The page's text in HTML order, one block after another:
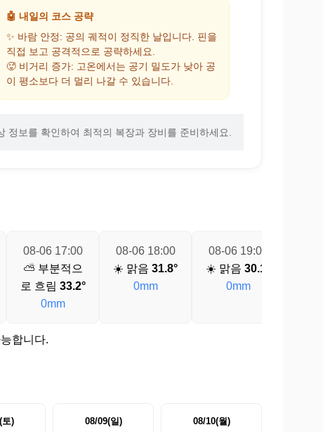
🤖 내일의 코스 공략
✨ 바람 안정: 공의 궤적이 정직한 날입니다. 핀을
직접 보고 공격적으로 공략하세요.
🥵 비거리 증가: 고온에서는 공기 밀도가 낮아 공
이 평소보다 더 멀리 나갈 수 있습니다.
정보를 확인하여 최적의 복장과 장비를 준비하세요.
08-06 17:00
⛅ 부분적으
로 흐림 33.2°
0mm
08-06 18:00
☀️ 맑음 31.8°
0mm
08-06 19:00
☀️ 맑음 30.1°
0mm
합니다.
토) 08/09(일) 08/10(월)